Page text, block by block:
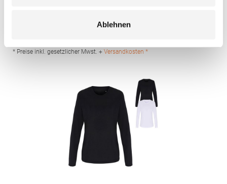
Ablehnen
pflegeleichtPfegehinweis: Easy careGrammatur: 160
7022Hersteller: Tee Jays A/S Lansen 16 9230 Svenstrup J
* Preise inkl. gesetzlicher Mwst. + Versandkosten *